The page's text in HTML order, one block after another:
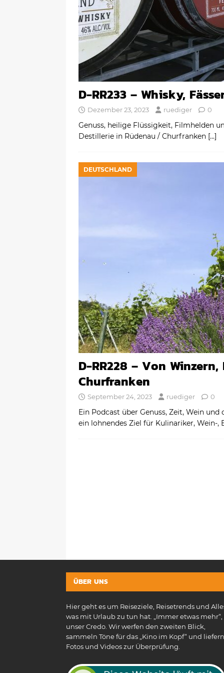
D-RR233 – Whisky,
Dezember 23, 2023 ruediger 0
Genuss, heilige Flüssigkeit, Filmhelden
Destillerie in Rüdenau / Churfranken […]
DEUTSCHLAND
D-RR228 – Von
Churfranken
September 24, 2023 ruediger 0
Ein Podcast über Genuss, Zeit, Wein
ein lohnendes Ziel für Kulinariker, Wein-,
ÜBER UNS
Hier geht es um Reiseziele, Reisetrends und
was mit Urlaub zu tun hat. „Immer etwas mehr“,
unser Credo. Wir werfen den zweiten Blick,
sammeln Töne für das „Kino im Kopf“ und liefern
Fotos und Videos zur Überprüfung.